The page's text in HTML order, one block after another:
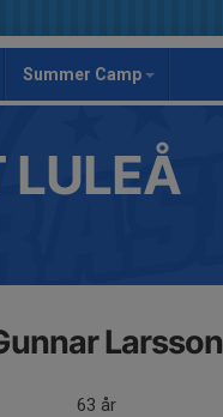
Summer Camp
LULEÅ
Larsson
63 år